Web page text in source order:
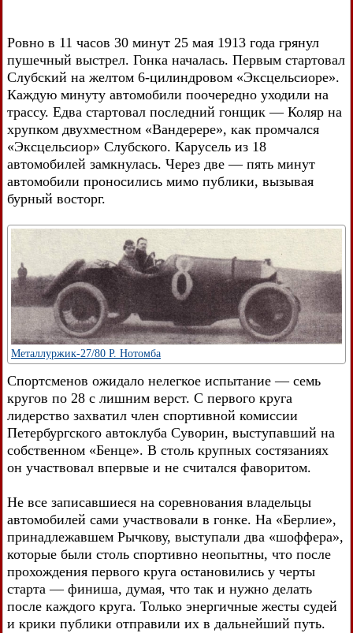
Ровно в 11 часов 30 минут 25 мая 1913 года грянул
пушечный выстрел. Гонка началась. Первым стартовал
Слубский на желтом 6-цилиндровом «Эксцельсиоре».
Каждую минуту автомобили поочередно уходили на
трассу. Едва стартовал последний гонщик — Коляр на
хрупком двухместном «Вандерере», как промчался
«Эксцельсиор» Слубского. Карусель из 18
автомобилей замкнулась. Через две — пять минут
автомобили проносились мимо публики, вызывая
бурный восторг.
Металлуржик-27/80 Р. Нотомба
Спортсменов ожидало нелегкое испытание — семь
кругов по 28 с лишним верст. С первого круга
лидерство захватил член спортивной комиссии
Петербургского автоклуба Суворин, выступавший на
собственном «Бенце». В столь крупных состязаниях
он участвовал впервые и не считался фаворитом.
Не все записавшиеся на соревнования владельцы
автомобилей сами участвовали в гонке. На «Берлие»,
принадлежавшем Рычкову, выступали два «шоффера»,
которые были столь спортивно неопытны, что после
прохождения первого круга остановились у черты
старта — финиша, думая, что так и нужно делать
после каждого круга. Только энергичные жесты судей
и крики публики отправили их в дальнейший путь.